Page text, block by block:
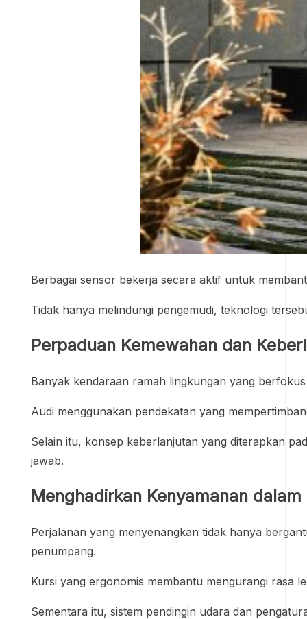
Berbagai sensor bekerja secara aktif untuk
Tidak hanya melindungi pengemudi, teknologi
Perpaduan Kemewahan dan
Banyak kendaraan ramah lingkungan yang
Audi menggunakan pendekatan yang
Selain itu, konsep keberlanjutan yang diterapkan
jawab.
Menghadirkan Kenyamanan
Perjalanan yang menyenangkan tidak hanya
penumpang.
Kursi yang ergonomis membantu mengurangi rasa
Sementara itu, sistem pendingin udara dan